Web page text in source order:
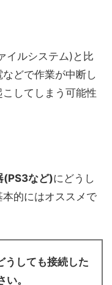
イルシステム)と比
どで作業が中断し
してしまう可能性
(PS3など)にどうし
的にはオススメで
うしても接続した
。